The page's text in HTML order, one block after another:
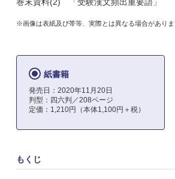
※画像は表紙及び帯等、実際とは異なる場合がありま
紙書籍
発売日：2020年11月20日
判型：四六判／208ページ
定価：1,210円（本体1,100円＋税）
もくじ